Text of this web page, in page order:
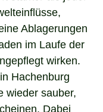
Ablagerungen
im Laufe der
wirken.
Hachenburg
wieder sauber,
Dabei